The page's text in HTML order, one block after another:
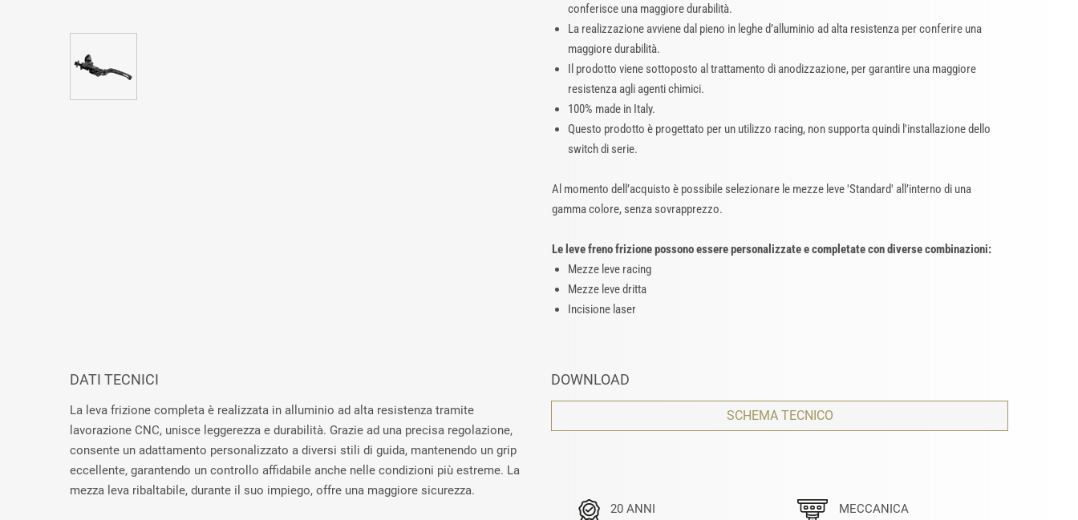
conferisce una maggiore durabilità.
La realizzazione avviene dal pieno in leghe d’alluminio ad alta resistenza per conferire una
maggiore durabilità.
Il prodotto viene sottoposto al trattamento di anodizzazione, per garantire una maggiore
resistenza agli agenti chimici.
100% made in Italy.
Questo prodotto è progettato per un utilizzo racing, non supporta quindi l'installazione dello
switch di serie.
Al momento dell’acquisto è possibile selezionare le mezze leve 'Standard' all’interno di una
gamma colore, senza sovrapprezzo.
Le leve freno frizione possono essere personalizzate e completate con diverse combinazioni:
Mezze leve racing
Mezze leve dritta
Incisione laser
DATI TECNICI
La leva frizione completa è realizzata in alluminio ad alta resistenza tramite
lavorazione CNC, unisce leggerezza e durabilità. Grazie ad una precisa regolazione,
consente un adattamento personalizzato a diversi stili di guida, mantenendo un grip
eccellente, garantendo un controllo affidabile anche nelle condizioni più estreme. La
mezza leva ribaltabile, durante il suo impiego, offre una maggiore sicurezza.
DOWNLOAD
SCHEMA TECNICO
20 ANNI
MECCANICA